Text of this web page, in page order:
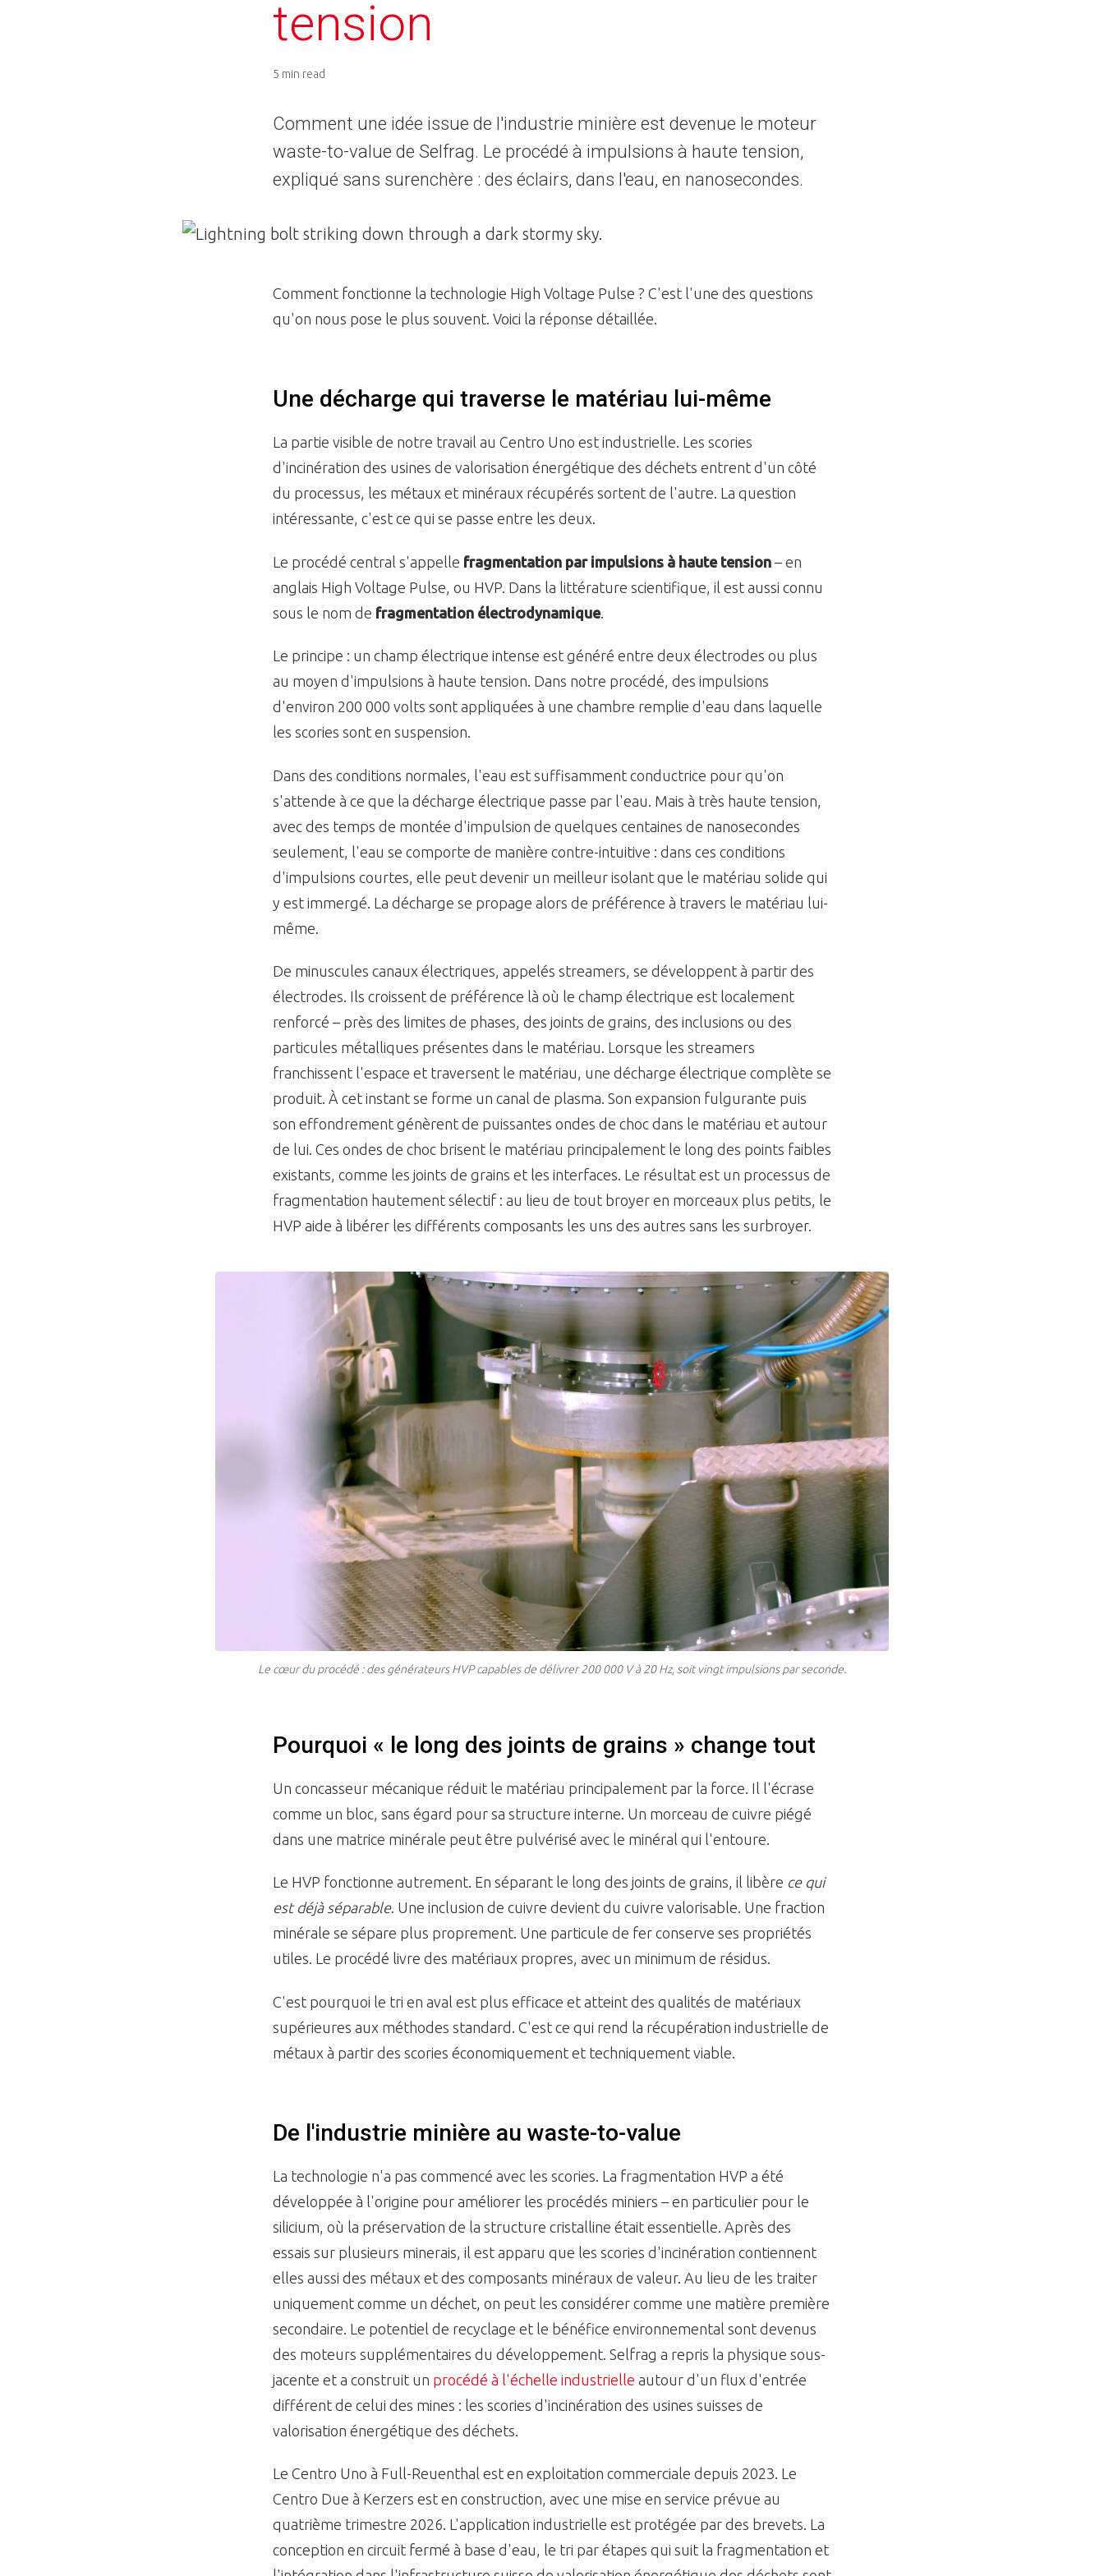
tension
5 min read
Comment une idée issue de l'industrie minière est devenue le moteur
waste-to-value de Selfrag. Le procédé à impulsions à haute tension,
expliqué sans surenchère : des éclairs, dans l'eau, en nanosecondes.
Image
Comment fonctionne la technologie High Voltage Pulse ? C'est l'une des questions
qu'on nous pose le plus souvent. Voici la réponse détaillée.
Une décharge qui traverse le matériau lui-même
La partie visible de notre travail au Centro Uno est industrielle. Les scories
d'incinération des usines de valorisation énergétique des déchets entrent d'un côté
du processus, les métaux et minéraux récupérés sortent de l'autre. La question
intéressante, c'est ce qui se passe entre les deux.
Le procédé central s'appelle fragmentation par impulsions à haute tension – en
anglais High Voltage Pulse, ou HVP. Dans la littérature scientifique, il est aussi connu
sous le nom de fragmentation électrodynamique.
Le principe : un champ électrique intense est généré entre deux électrodes ou plus
au moyen d'impulsions à haute tension. Dans notre procédé, des impulsions
d'environ 200 000 volts sont appliquées à une chambre remplie d'eau dans laquelle
les scories sont en suspension.
Dans des conditions normales, l'eau est suffisamment conductrice pour qu'on
s'attende à ce que la décharge électrique passe par l'eau. Mais à très haute tension,
avec des temps de montée d'impulsion de quelques centaines de nanosecondes
seulement, l'eau se comporte de manière contre-intuitive : dans ces conditions
d'impulsions courtes, elle peut devenir un meilleur isolant que le matériau solide qui
y est immergé. La décharge se propage alors de préférence à travers le matériau lui-
même.
De minuscules canaux électriques, appelés streamers, se développent à partir des
électrodes. Ils croissent de préférence là où le champ électrique est localement
renforcé – près des limites de phases, des joints de grains, des inclusions ou des
particules métalliques présentes dans le matériau. Lorsque les streamers
franchissent l'espace et traversent le matériau, une décharge électrique complète se
produit. À cet instant se forme un canal de plasma. Son expansion fulgurante puis
son effondrement génèrent de puissantes ondes de choc dans le matériau et autour
de lui. Ces ondes de choc brisent le matériau principalement le long des points faibles
existants, comme les joints de grains et les interfaces. Le résultat est un processus de
fragmentation hautement sélectif : au lieu de tout broyer en morceaux plus petits, le
HVP aide à libérer les différents composants les uns des autres sans les surbroyer.
Le cœur du procédé : des générateurs HVP capables de délivrer 200 000 V à 20 Hz, soit vingt impulsions par seconde.
Pourquoi « le long des joints de grains » change tout
Un concasseur mécanique réduit le matériau principalement par la force. Il l'écrase
comme un bloc, sans égard pour sa structure interne. Un morceau de cuivre piégé
dans une matrice minérale peut être pulvérisé avec le minéral qui l'entoure.
Le HVP fonctionne autrement. En séparant le long des joints de grains, il libère ce qui
est déjà séparable. Une inclusion de cuivre devient du cuivre valorisable. Une fraction
minérale se sépare plus proprement. Une particule de fer conserve ses propriétés
utiles. Le procédé livre des matériaux propres, avec un minimum de résidus.
C'est pourquoi le tri en aval est plus efficace et atteint des qualités de matériaux
supérieures aux méthodes standard. C'est ce qui rend la récupération industrielle de
métaux à partir des scories économiquement et techniquement viable.
De l'industrie minière au waste-to-value
La technologie n'a pas commencé avec les scories. La fragmentation HVP a été
développée à l'origine pour améliorer les procédés miniers – en particulier pour le
silicium, où la préservation de la structure cristalline était essentielle. Après des
essais sur plusieurs minerais, il est apparu que les scories d'incinération contiennent
elles aussi des métaux et des composants minéraux de valeur. Au lieu de les traiter
uniquement comme un déchet, on peut les considérer comme une matière première
secondaire. Le potentiel de recyclage et le bénéfice environnemental sont devenus
des moteurs supplémentaires du développement. Selfrag a repris la physique sous-
jacente et a construit un procédé à l'échelle industrielle autour d'un flux d'entrée
différent de celui des mines : les scories d'incinération des usines suisses de
valorisation énergétique des déchets.
Le Centro Uno à Full-Reuenthal est en exploitation commerciale depuis 2023. Le
Centro Due à Kerzers est en construction, avec une mise en service prévue au
quatrième trimestre 2026. L'application industrielle est protégée par des brevets. La
conception en circuit fermé à base d'eau, le tri par étapes qui suit la fragmentation et